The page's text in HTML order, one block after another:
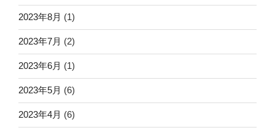
2023年8月 (1)
2023年7月 (2)
2023年6月 (1)
2023年5月 (6)
2023年4月 (6)